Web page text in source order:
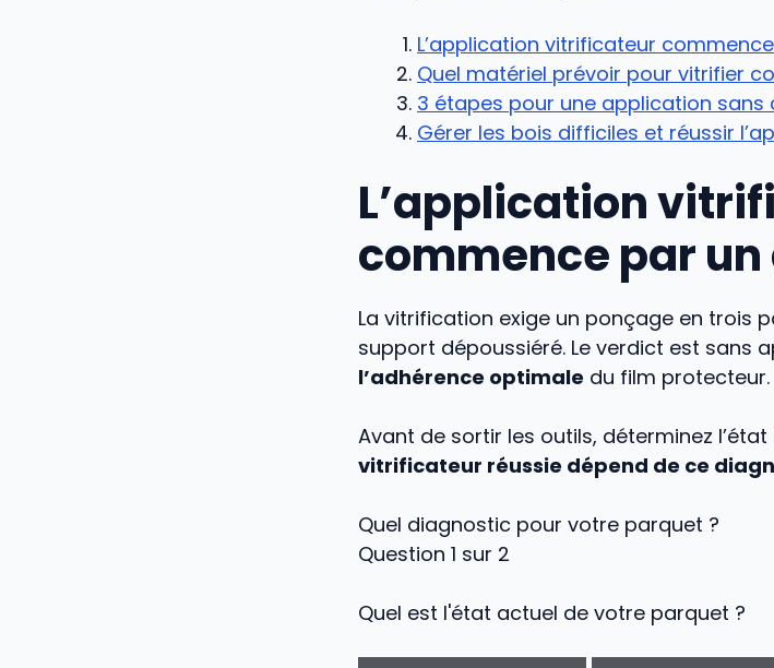
L’application vitrificateur
Quel matériel prévoir pour vitrifier
3 étapes pour une application sans
Gérer les bois difficiles et réussir
L’application
commence par
La vitrification exige un ponçage en trois
support dépoussiéré. Le verdict est sans
l’adhérence optimale du film protecteur.
Avant de sortir les outils, déterminez l’état
vitrificateur réussie dépend de ce
Quel diagnostic pour votre parquet ?
Question 1 sur 2
Quel est l'état actuel de votre parquet ?